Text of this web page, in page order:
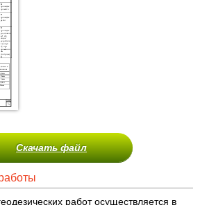
Скачать файл
работ осуществляется в